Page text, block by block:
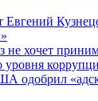
Евгений
не хочет
уровня
одобрил